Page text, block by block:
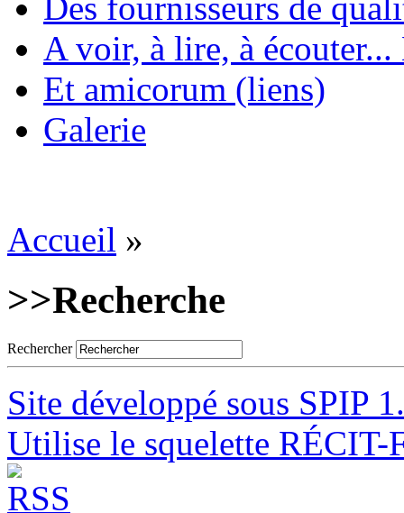
A voir, à lire, à écouter...
Et amicorum (liens)
Galerie
Accueil »
>>Recherche
Rechercher
Site développé sous SPIP
Utilise le squelette RÉCIT-